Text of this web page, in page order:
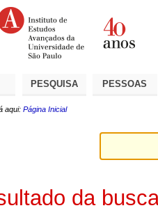
PESQUISA PESSOAS
aqui: Página Inicial
da